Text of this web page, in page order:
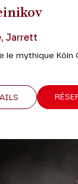
Jarrett
le mythique Köln